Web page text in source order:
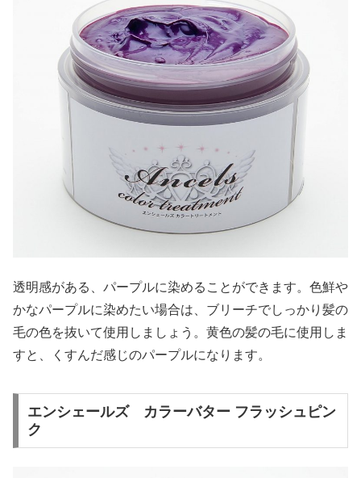
透明感がある、パープルに染めることができます。色鮮や
かなパープルに染めたい場合は、ブリーチでしっかり髪の
毛の色を抜いて使用しましょう。黄色の髪の毛に使用しま
すと、くすんだ感じのパープルになります。
エンシェールズ カラーバター フラッシュピン
ク